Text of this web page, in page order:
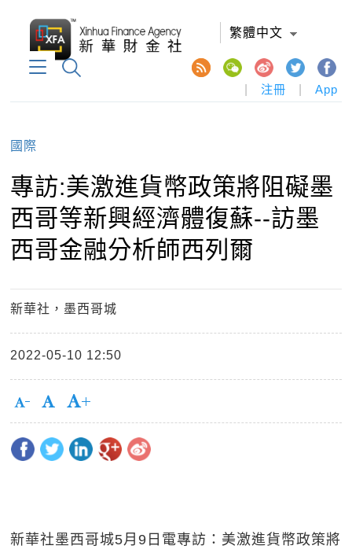
繁體中文
注冊 App
國際
專訪:美激進貨幣政策將阻礙墨
西哥等新興經濟體復蘇--訪墨
西哥金融分析師西列爾
新華社，墨西哥城
2022-05-10 12:50
新華社墨西哥城5月9日電專訪：美激進貨幣政策將